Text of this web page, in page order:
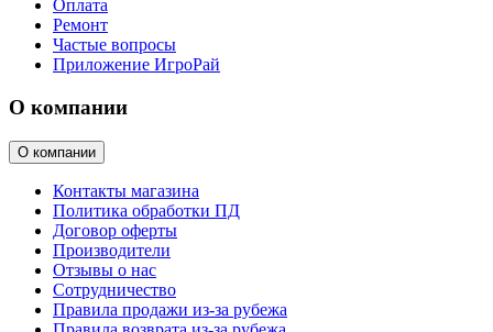
Оплата
Ремонт
Частые вопросы
Приложение ИгроРай
О компании
О компании
Контакты магазина
Политика обработки ПД
Договор оферты
Производители
Отзывы о нас
Сотрудничество
Правила продажи из-за рубежа